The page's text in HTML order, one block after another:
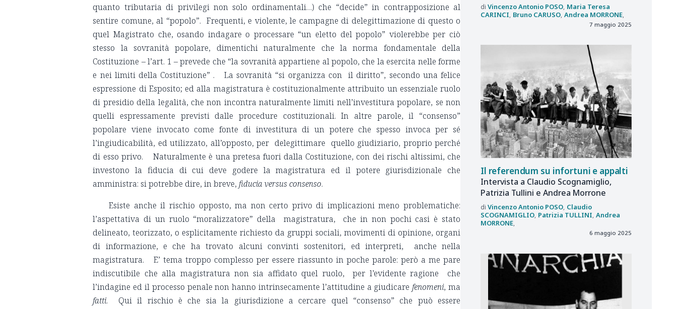
quanto tributaria di privilegi non solo ordinamentali…) che “decide” in contrapposizione al
sentire comune, al “popolo”. Frequenti, e violente, le campagne di delegittimazione di questo o
quel Magistrato che, osando indagare o processare “un eletto del popolo” violerebbe per ciò
stesso la sovranità popolare, dimentichi naturalmente che la norma fondamentale della
Costituzione – l’art. 1 – prevede che “la sovranità appartiene al popolo, che la esercita nelle forme
e nei limiti della Costituzione” . La sovranità “si organizza con il diritto”, secondo una felice
espressione di Esposito; ed alla magistratura è costituzionalmente attribuito un essenziale ruolo
di presidio della legalità, che non incontra naturalmente limiti nell’investitura popolare, se non
quelli espressamente previsti dalle procedure costituzionali. In altre parole, il “consenso”
popolare viene invocato come fonte di investitura di un potere che spesso invoca per sé
l’ingiudicabilità, ed utilizzato, all’opposto, per delegittimare quello giudiziario, proprio perché
di esso privo. Naturalmente è una pretesa fuori dalla Costituzione, con dei rischi altissimi, che
investono la fiducia di cui deve godere la magistratura ed il potere giurisdizionale che
amministra: si potrebbe dire, in breve,fiducia versus consenso.
Esiste anche il rischio opposto, ma non certo privo di implicazioni meno problematiche:
l’aspettativa di un ruolo “moralizzatore” della magistratura, che in non pochi casi è stato
delineato, teorizzato, o esplicitamente richiesto da gruppi sociali, movimenti di opinione, organi
di informazione, e che ha trovato alcuni convinti sostenitori, ed interpreti, anche nella
magistratura. E’ tema troppo complesso per essere riassunto in poche parole: però a me pare
indiscutibile che alla magistratura non sia affidato quel ruolo, per l’evidente ragione che
l’indagine ed il processo penale non hanno intrinsecamente l’attitudine a giudicarefenomeni, ma
fatti. Qui il rischio è che sia la giurisdizione a cercare quel “consenso” che può essere
Vincenzo Antonio POSO Maria Teresa
CARINCI Bruno CARUSO Andrea MORRONE
7 maggio 2025
Il referendum su infortuni e appalti
Intervista a Claudio Scognamiglio,
Patrizia Tullini e Andrea Morrone
Vincenzo Antonio POSO Claudio
SCOGNAMIGLIO Patrizia TULLINI Andrea
MORRONE
6 maggio 2025